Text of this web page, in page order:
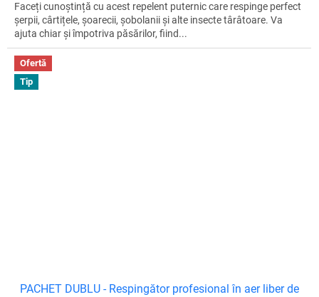
Faceți cunoștință cu acest repelent puternic care respinge perfect
șerpii, cârtițele, șoarecii, șobolanii și alte insecte târâtoare. Va
ajuta chiar și împotriva păsărilor, fiind...
Ofertă
Tip
PACHET DUBLU - Respingător profesional în aer liber de